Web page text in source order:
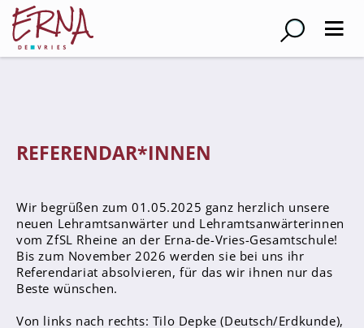
Kollegium
Schulsozialarbeiter
Referendar*innen
Teams
REFERENDAR*INNEN
Wir begrüßen zum 01.05.2025 ganz herzlich unsere
neuen Lehramtsanwärter und Lehramtsanwärterinnen
vom ZfSL Rheine an der Erna-de-Vries-Gesamtschule!
Bis zum November 2026 werden sie bei uns ihr
Referendariat absolvieren, für das wir ihnen nur das
Beste wünschen.
Von links nach rechts: Tilo Depke (Deutsch/Erdkunde),